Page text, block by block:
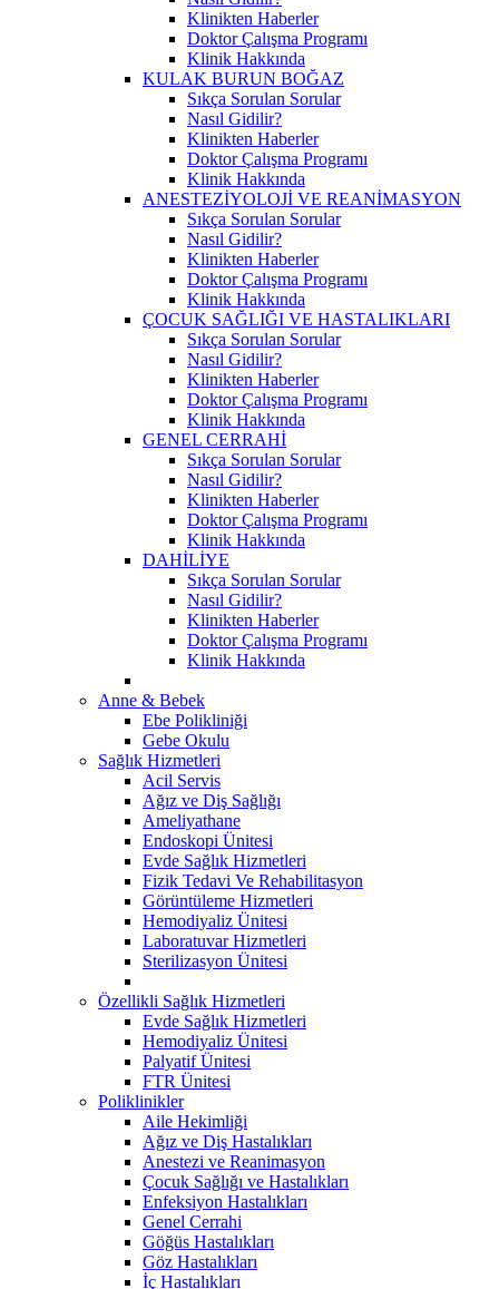
Klinikten Haberler
Doktor Çalışma Programı
Klinik Hakkında
KULAK BURUN BOĞAZ
Sıkça Sorulan Sorular
Nasıl Gidilir?
Klinikten Haberler
Doktor Çalışma Programı
Klinik Hakkında
ANESTEZİYOLOJİ VE REANİMASYON
Sıkça Sorulan Sorular
Nasıl Gidilir?
Klinikten Haberler
Doktor Çalışma Programı
Klinik Hakkında
ÇOCUK SAĞLIĞI VE HASTALIKLARI
Sıkça Sorulan Sorular
Nasıl Gidilir?
Klinikten Haberler
Doktor Çalışma Programı
Klinik Hakkında
GENEL CERRAHİ
Sıkça Sorulan Sorular
Nasıl Gidilir?
Klinikten Haberler
Doktor Çalışma Programı
Klinik Hakkında
DAHİLİYE
Sıkça Sorulan Sorular
Nasıl Gidilir?
Klinikten Haberler
Doktor Çalışma Programı
Klinik Hakkında
Anne & Bebek
Ebe Polikliniği
Gebe Okulu
Sağlık Hizmetleri
Acil Servis
Ağız ve Diş Sağlığı
Ameliyathane
Endoskopi Ünitesi
Evde Sağlık Hizmetleri
Fizik Tedavi Ve Rehabilitasyon
Görüntüleme Hizmetleri
Hemodiyaliz Ünitesi
Laboratuvar Hizmetleri
Sterilizasyon Ünitesi
Özellikli Sağlık Hizmetleri
Evde Sağlık Hizmetleri
Hemodiyaliz Ünitesi
Palyatif Ünitesi
FTR Ünitesi
Poliklinikler
Aile Hekimliği
Ağız ve Diş Hastalıkları
Anestezi ve Reanimasyon
Çocuk Sağlığı ve Hastalıkları
Enfeksiyon Hastalıkları
Genel Cerrahi
Göğüs Hastalıkları
Göz Hastalıkları
İç Hastalıkları